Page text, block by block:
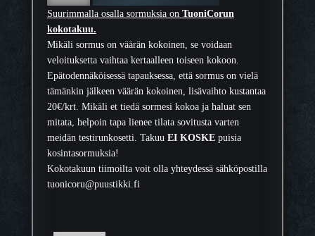
h
k
i
ä
p
u
u
p
o
Suurimmalla osalla sormuksia on TuoniCorun
kokotakuu.
Mikäli sormus on väärän kokoinen, se voidaan
veloituksetta vaihtaa kertaalleen toiseen kokoon.
Epätodennäköisessä tapauksessa, että sormus on vielä
tämänkin jälkeen väärän kokoinen, lisävaihto kustantaa
20€/krt. Mikäli et tiedä sormesi kokoa ja haluat sen
mitata, helpoin tapa lienee tilata sovitusta varten
meidän testirunkosetti. Takuu EI KOSKEpuisia
kosintasormuksia!
Kokotakuun tiimoilta voit olla yhteydessä sähköpostilla
tuonicoru@puustikki.fi